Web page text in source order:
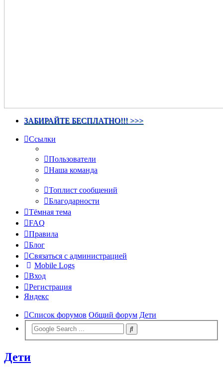
ЗАБИРАЙТЕ БЕСПЛАТНО!!! >>>
Ссылки
Пользователи
Наша команда
Топлист сообщений
Благодарности
Тёмная тема
FAQ
Правила
Блог
Связаться с администрацией
Mobile Logs
Вход
Регистрация
Яндекс
Список форумов Общий форум Дети
Дети